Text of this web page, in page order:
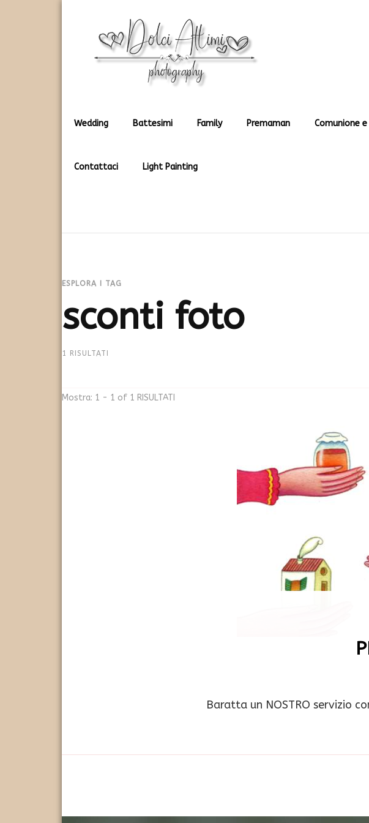
Dolci Attimi
Wedding Battesimi Family Premaman Comunione e
Contattaci Light Painting
ESPLORA I TAG
sconti foto
1 RISULTATI
Mostra: 1 - 1 of 1 RISULTATI
Baratta un NOSTRO servizio